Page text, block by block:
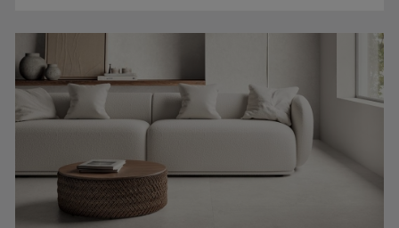
FORUM ECONOMIC
ANDREI BOROSOVICI
Realizator și prezentator la “Magazin ...